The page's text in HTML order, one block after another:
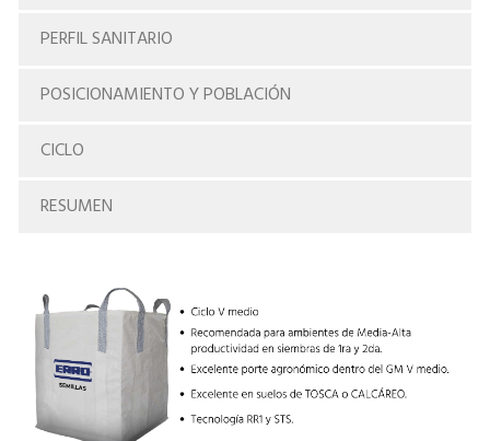
PERFIL SANITARIO
POSICIONAMIENTO Y POBLACIÓN
CICLO
RESUMEN